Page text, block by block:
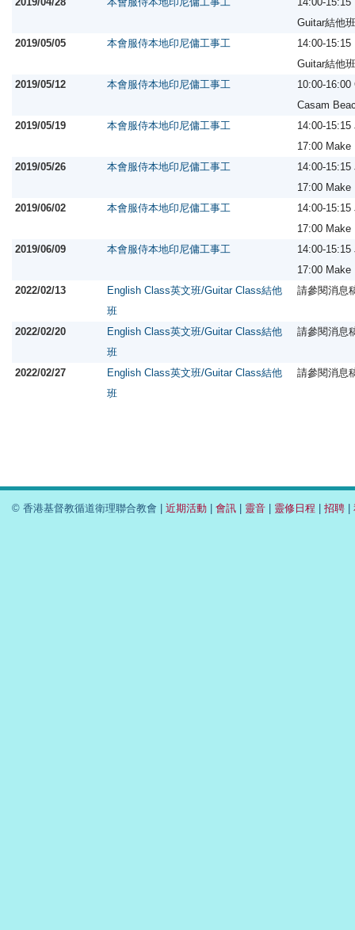
Guitar結他
2019/05/05
本會服侍本地印尼傭工事工
14:00-15:15
Guitar結他
2019/05/12
本會服侍本地印尼傭工事工
10:00-16:00
Casam
2019/05/19
本會服侍本地印尼傭工事工
14:00-
17:00
2019/05/26
本會服侍本地印尼傭工事工
14:00-
17:00
2019/06/02
本會服侍本地印尼傭工事工
14:00-
17:00
2019/06/09
本會服侍本地印尼傭工事工
14:00-
17:00
2022/02/13
English Class英文班/Guitar Class結他
班
請參閱消息
2022/02/20
English Class英文班/Guitar Class結他
班
請參閱消息
2022/02/27
English Class英文班/Guitar Class結他
班
請參閱消息
© 香港基督教循道衛理聯合教會 | 近期活動 | 會訊 | 靈音 | 靈修日程 | 招聘 |